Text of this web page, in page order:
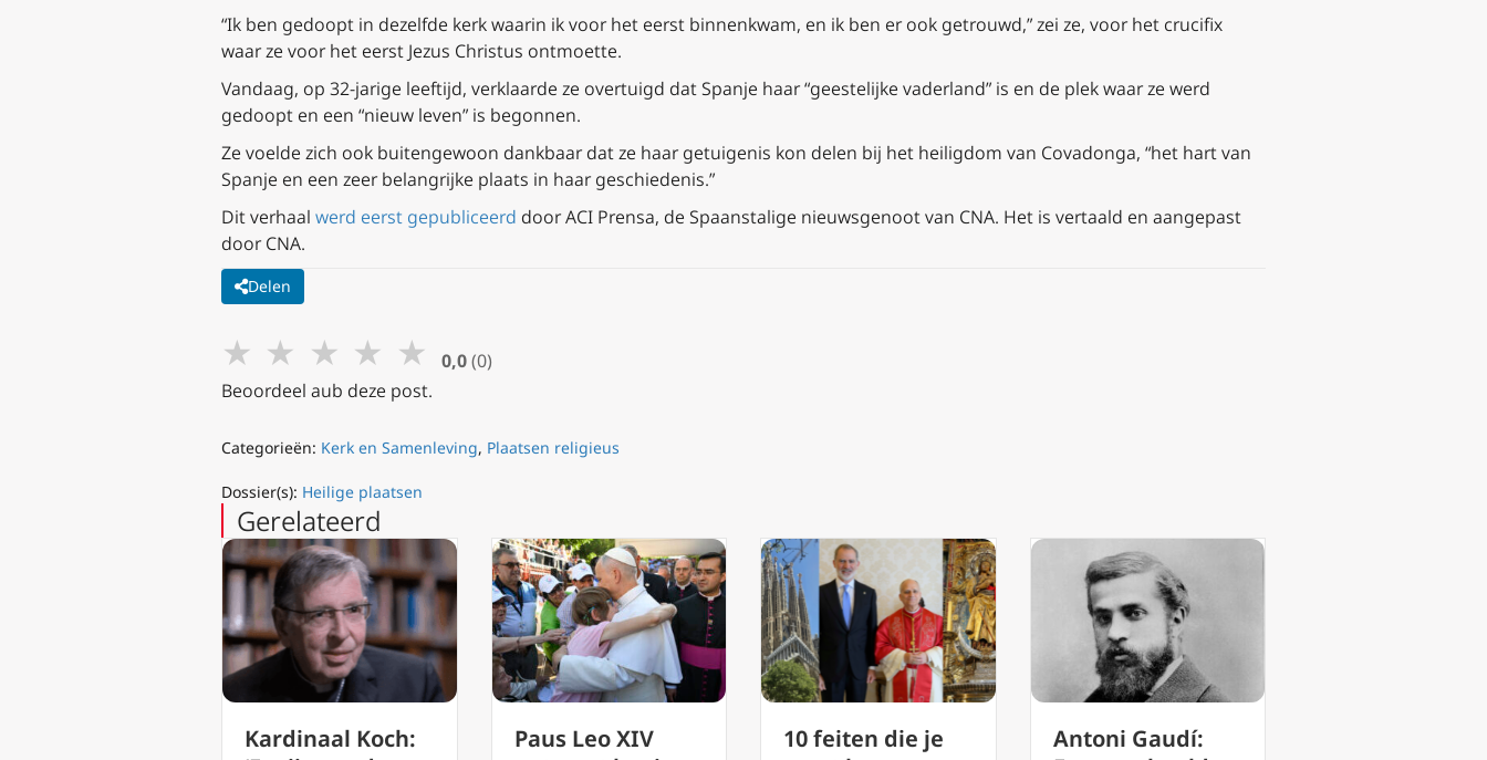
“Ik ben gedoopt in dezelfde kerk waarin ik voor het eerst binnenkwam, en ik ben er ook getrouwd,” zei ze, voor het crucifix
waar ze voor het eerst Jezus Christus ontmoette.
Vandaag, op 32-jarige leeftijd, verklaarde ze overtuigd dat Spanje haar “geestelijke vaderland” is en de plek waar ze werd
gedoopt en een “nieuw leven” is begonnen.
Ze voelde zich ook buitengewoon dankbaar dat ze haar getuigenis kon delen bij het heiligdom van Covadonga, “het hart van
Spanje en een zeer belangrijke plaats in haar geschiedenis.”
Dit verhaal werd eerst gepubliceerd door ACI Prensa, de Spaanstalige nieuwsgenoot van CNA. Het is vertaald en aangepast
door CNA.
Delen
★ ★ ★ ★ ★ 0,0 (0)
Beoordeel aub deze post.
Categorieën: Kerk en Samenleving, Plaatsen religieus
Dossier(s): Heilige plaatsen
Gerelateerd
Paus Leo XIV
10 feiten die je
Antoni Gaudí:
Jongeren